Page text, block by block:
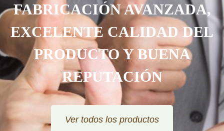
FABRICACIÓN AVANZADA,
EXCELENTE CALIDAD DEL
PRODUCTO Y BUENA
REPUTACIÓN
Ver todos los productos